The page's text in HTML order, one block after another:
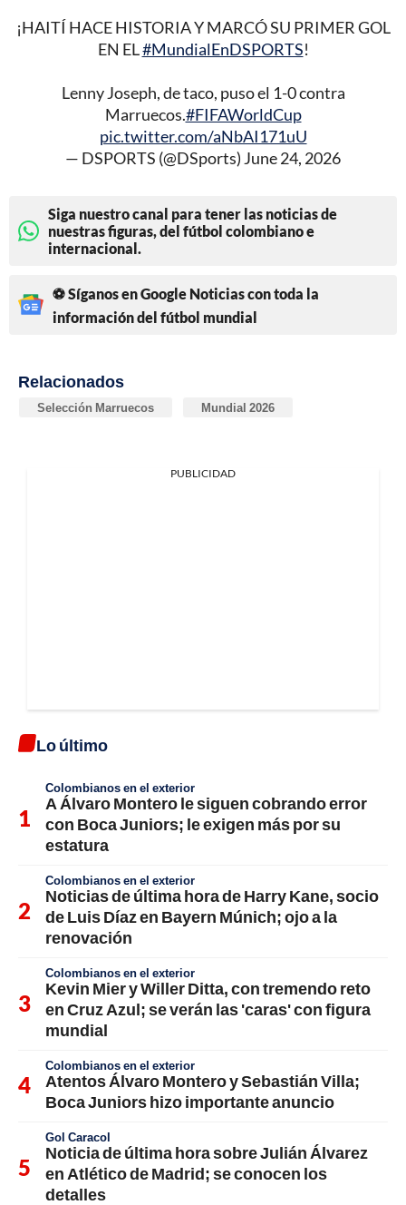
¡HAITÍ HACE HISTORIA Y MARCÓ SU PRIMER GOL
EN EL#MundialEnDSPORTS!
Lenny Joseph, de taco, puso el 1-0 contra
Marruecos.#FIFAWorldCup
pic.twitter.com/aNbAI171uU
— DSPORTS (@DSports) June 24, 2026
Siga nuestro canal para tener las noticias de
nuestras figuras, del fútbol colombiano e
internacional.
⚽ Síganos en Google Noticias con toda la
información del fútbol mundial
Relacionados
Selección Marruecos Mundial 2026
PUBLICIDAD
Lo último
Colombianos en el exterior
A Álvaro Montero le siguen cobrando error
con Boca Juniors; le exigen más por su
estatura
Colombianos en el exterior
Noticias de última hora de Harry Kane, socio
de Luis Díaz en Bayern Múnich; ojo a la
renovación
Colombianos en el exterior
Kevin Mier y Willer Ditta, con tremendo reto
en Cruz Azul; se verán las 'caras' con figura
mundial
Colombianos en el exterior
Atentos Álvaro Montero y Sebastián Villa;
Boca Juniors hizo importante anuncio
Gol Caracol
Noticia de última hora sobre Julián Álvarez
en Atlético de Madrid; se conocen los
detalles